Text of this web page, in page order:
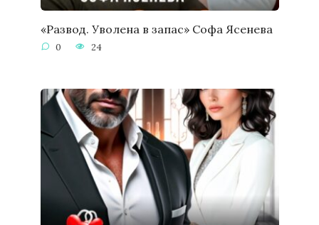
«Развод. Уволена в запас» Софа Ясенева
0 24